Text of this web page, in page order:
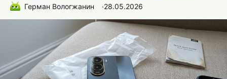
Герман Вологжанин ∙28.05.2026